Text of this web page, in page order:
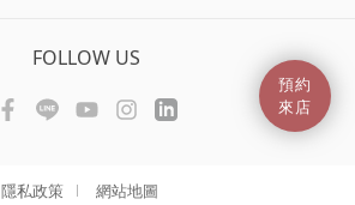
預約
來店
FOLLOW US
隱私政策 網站地圖